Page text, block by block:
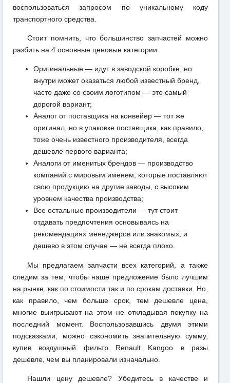
воспользоваться запросом по уникальному коду
транспортного средства.
Стоит помнить, что большинство запчастей можно
разбить на 4 основные ценовые категории:
Оригинальные — идут в заводской коробке, но
внутри может оказаться любой известный бренд,
часто даже со своим логотипом — это самый
дорогой вариант;
Аналог от поставщика на конвейер — тот же
оригинал, но в упаковке поставщика, как правило,
тоже очень известного производителя, всегда
дешевле первого варианта;
Аналоги от именитых брендов — производство
компаний с мировым именем, которые поставляют
свою продукцию на другие заводы, с высоким
уровнем качества производства;
Все остальные производители — тут стоит
отдавать предпочтения основываясь на
рекомендациях менеджеров или знакомых, и
дешево в этом случае — не всегда плохо.
Мы предлагаем запчасти всех категорий, а также
следим за тем, чтобы наше предложение было лучшим
на рынке, как по стоимости так и по срокам доставки. Но,
как правило, чем больше срок, тем дешевле цена,
многие выигрывают на этом не откладывая покупку на
последний момент. Воспользовавшись двумя этими
подсказками, можно сэкономить значительную сумму,
купив воздушный фильтр Renault Kangoo в разы
дешевле, чем вы планировали изначально.
Нашли цену дешевле? Убедитесь в качестве и